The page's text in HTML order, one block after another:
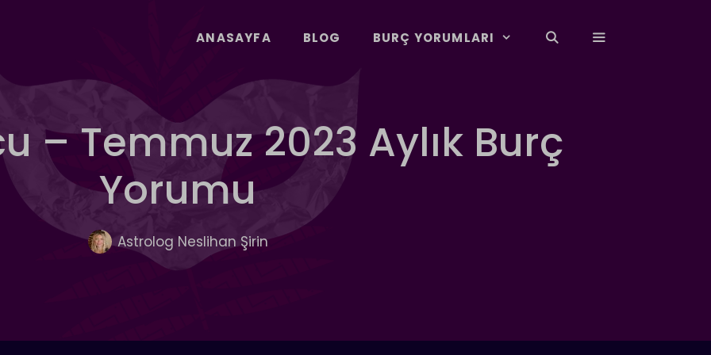
ANASAYFA BLOG BURÇ YORUMLARI
– Temmuz 2023 Aylık Burç
Yorumu
Astrolog Neslihan Şirin